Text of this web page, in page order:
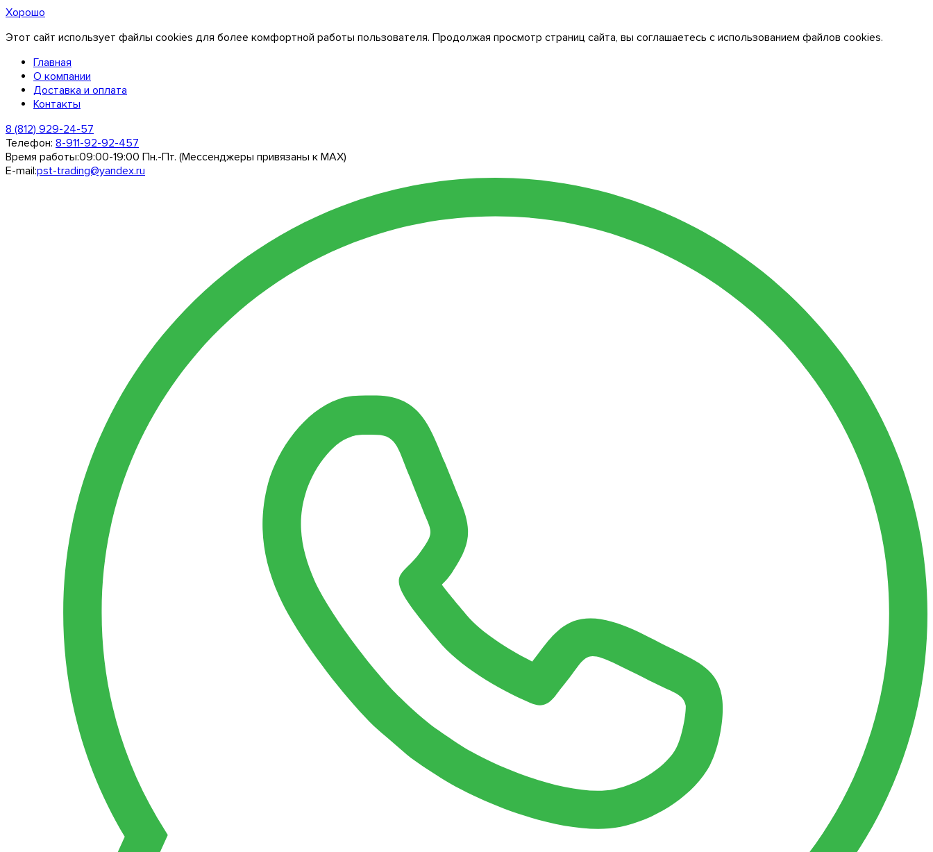
Хорошо
Этот сайт использует файлы cookies для более комфортной работы пользователя. Продолжая просмотр страниц сайта, вы соглашаетесь с использованием файлов cookies.
Главная
О компании
Доставка и оплата
Контакты
8 (812) 929-24-57
Телефон: 8-911-92-92-457
Время работы:09:00-19:00 Пн.-Пт. (Мессенджеры привязаны к МАХ)
E-mail:pst-trading@yandex.ru